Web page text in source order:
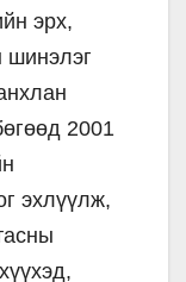
эрх,
шинэлэг
2001
эхлүүлж,